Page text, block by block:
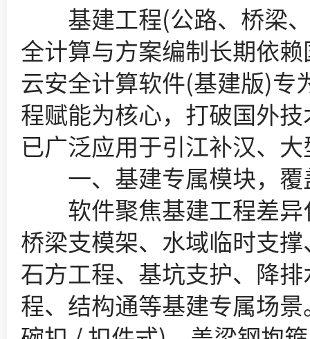
基建工程(公路、桥梁、
全计算与方案编制长期依
云安全计算软件(基建版)专
程赋能为核心，打破国外
已广泛应用于引江补汉、
一、基建专属模块，覆
软件聚焦基建工程差异
桥梁支模架、水域临时支
石方工程、基坑支护、降
程、结构通等基建专属场